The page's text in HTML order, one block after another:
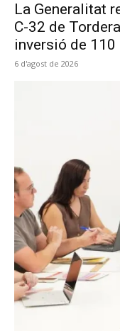
La Generalitat
C-32 de
inversió de
6 d'agost de 2026